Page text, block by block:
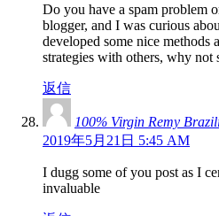
Do you have a spam problem
blogger, and I was curious
developed some nice methods
strategies with others, why not
返信
100% Virgin Remy
2019年5月21日 5:45 AM
I dugg some of you post as I
invaluable